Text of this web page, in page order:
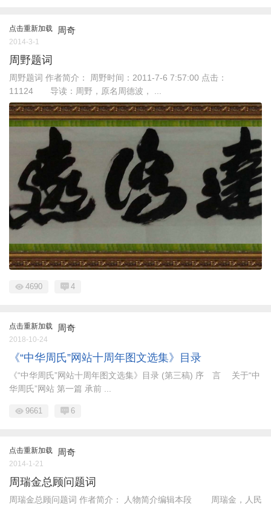
点击重新加载 周奇
2014-3-1
周野题词
周野题词 作者简介： 周野时间：2011-7-6 7:57:00 点击：
11124 导读：周野，原名周德波， ...
4690 4
点击重新加载 周奇
2018-10-24
《“中华周氏”网站十周年图文选集》目录
《“中华周氏”网站十周年图文选集》目录 (第三稿) 序 言 关于“中
华周氏”网站 第一篇 承前 ...
9661 6
点击重新加载 周奇
2014-1-21
周瑞金总顾问题词
周瑞金总顾问题词 作者简介： 人物简介编辑本段 周瑞金，人民